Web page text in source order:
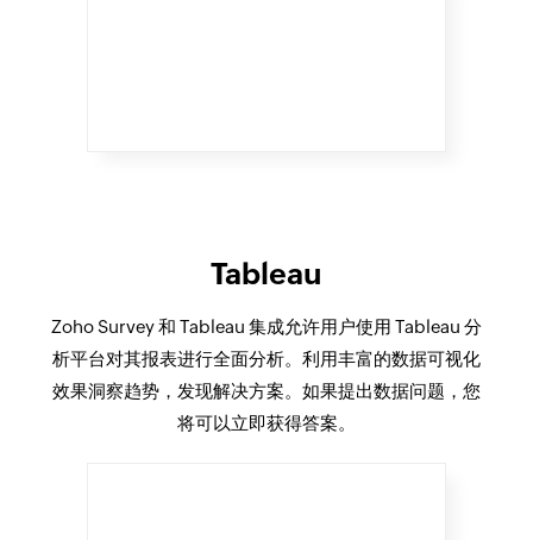
Tableau
Zoho Survey 和 Tableau 集成允许用户使用 Tableau 分
析平台对其报表进行全面分析。利用丰富的数据可视化
效果洞察趋势，发现解决方案。如果提出数据问题，您
将可以立即获得答案。